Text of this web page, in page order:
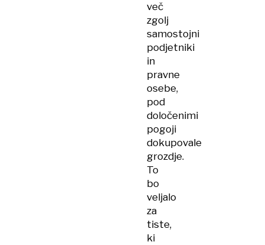
več
zgolj
samostojni
podjetniki
in
pravne
osebe,
pod
določenimi
pogoji
dokupovale
grozdje.
To
bo
veljalo
za
tiste,
ki